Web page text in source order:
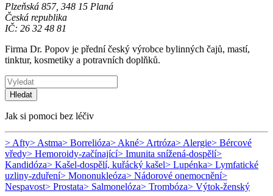
Plzeňská 857, 348 15 Planá
Česká republika
IČ: 26 32 48 81
Firma Dr. Popov je přední český výrobce bylinných čajů, mastí,
tinktur, kosmetiky a potravních doplňků.
Hledat
Jak si pomoci bez léčiv
> Afty> Astma> Borrelióza> Akné> Artróza> Alergie> Bércové
vředy> Hemoroidy-začínající> Imunita snížená-dospělí>
Kandidóza> Kašel-dospělí, kuřácký kašel> Lupénka> Lymfatické
uzliny-zduření> Mononukleóza> Nádorové onemocnění>
Nespavost> Prostata> Salmonelóza> Trombóza> Výtok-ženský